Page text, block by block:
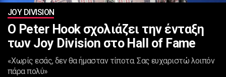
JOY DIVISION
Ο Peter Hook σχολιάζει την ένταξη
των Joy Division στο Hall of Fame
«Χωρίς εσάς, δεν θα ήμασταν τίποτα. Σας ευχαριστώ λοιπόν
πάρα πολύ»